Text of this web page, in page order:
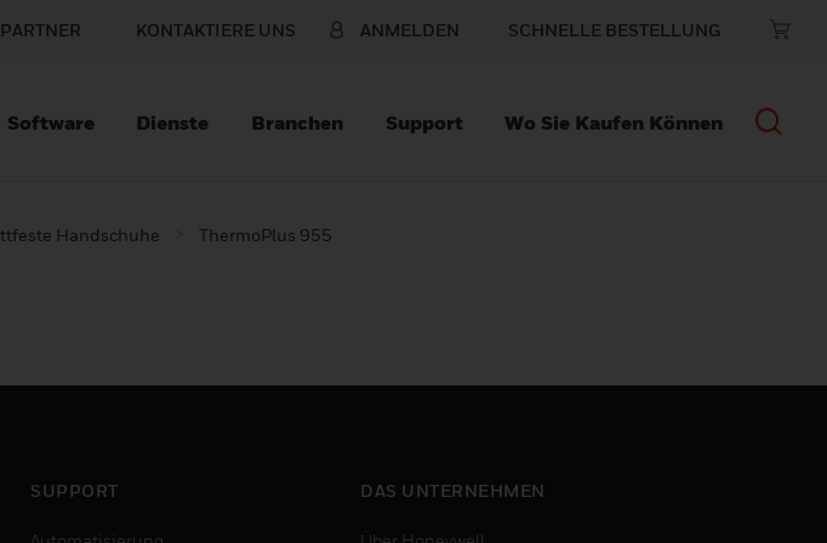
PARTNER KONTAKTIERE UNS ANMELDEN SCHNELLE BESTELLUNG
Software Dienste Branchen Support Wo Sie Kaufen Können
Handschuhe ThermoPlus 955
SUPPORT DAS UNTERNEHMEN